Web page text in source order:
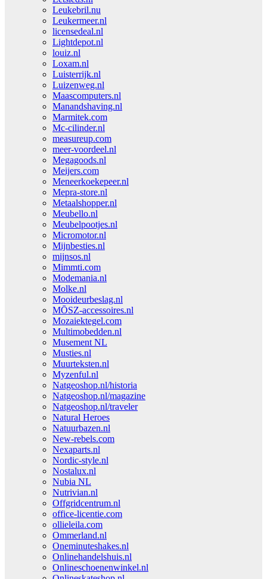
Leukebril.nu
Leukermeer.nl
licensedeal.nl
Lightdepot.nl
louiz.nl
Loxam.nl
Luisterrijk.nl
Luizenweg.nl
Maascomputers.nl
Manandshaving.nl
Marmitek.com
Mc-cilinder.nl
measureup.com
meer-voordeel.nl
Megagoods.nl
Meijers.com
Meneerkoekepeer.nl
Mepra-store.nl
Metaalshopper.nl
Meubello.nl
Meubelpootjes.nl
Micromotor.nl
Mijnbesties.nl
mijnsos.nl
Mimmti.com
Modemania.nl
Molke.nl
Mooideurbeslag.nl
MŌSZ-accessoires.nl
Mozaiektegel.com
Multimobedden.nl
Musement NL
Musties.nl
Muurteksten.nl
Myzenful.nl
Natgeoshop.nl/historia
Natgeoshop.nl/magazine
Natgeoshop.nl/traveler
Natural Heroes
Natuurbazen.nl
New-rebels.com
Nexaparts.nl
Nordic-style.nl
Nostalux.nl
Nubia NL
Nutrivian.nl
Offgridcentrum.nl
office-licentie.com
ollieleila.com
Ommerland.nl
Oneminuteshakes.nl
Onlinehandelshuis.nl
Onlineschoenenwinkel.nl